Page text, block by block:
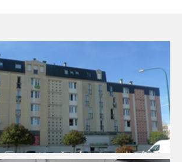
Construction Ingenierie TCE Logement
D'opération / MOEX
Thermique